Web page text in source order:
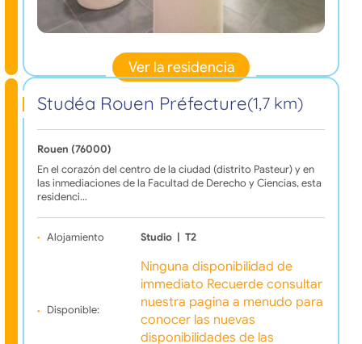
Ver la residencia
Studéa Rouen Préfecture(1,7 km)
Rouen (76000)
En el corazón del centro de la ciudad (distrito Pasteur) y en
las inmediaciones de la Facultad de Derecho y Ciencias, esta
residenci…
Alojamiento Studio | T2
Disponible:
Ninguna disponibilidad de
immediato Recuerde consultar
nuestra pagina a menudo para
conocer las nuevas
disponibilidades de las